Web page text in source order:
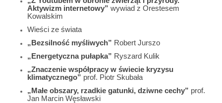
Aktywizm internetowy” wywiad z Orestesem
Kowalskim
Wieści ze świata
„Bezsilność myśliwych” Robert Jurszo
„Energetyczna pułapka” Ryszard Kulik
„Znaczenie współpracy w świecie kryzysu
klimatycznego” prof. Piotr Skubała
„Małe obszary, rzadkie gatunki, dziwne cechy” prof.
Jan Marcin Węsławski